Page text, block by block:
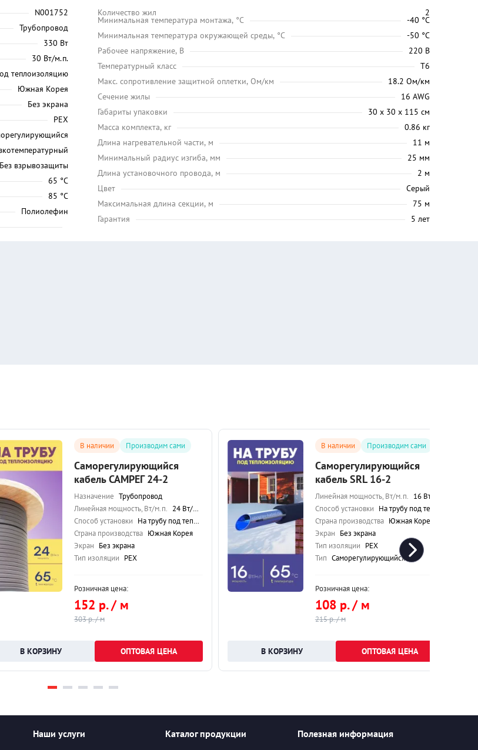
N001752
Трубопровод
330 Вт
30 Вт/м.п.
теплоизоляцию
Южная Корея
Без экрана
PEX
Без взрывозащиты
65 °C
85 °C
Полиолефин
Количество жил 2
Минимальная температура монтажа, °C
-40 °C
Минимальная температура окружающей среды, °C
-50 °C
Рабочее напряжение, В
220 В
Температурный класс
Т6
Макс. сопротивление защитной оплетки, Ом/км
18.2 Ом/км
Сечение жилы
16 AWG
Габариты упаковки
30 х 30 х 115 см
Масса комплекта, кг
0.86 кг
Длина нагревательной части, м
11 м
Минимальный радиус изгиба, мм
25 мм
Длина установочного провода, м
2 м
Цвет
Серый
Максимальная длина секции, м
75 м
Гарантия
5 лет
В наличии Производим сами
Саморегулирующийся
кабель САМРЕГ 24-2
Назначение Трубопровод
Линейная мощность, Вт/м.п. 24 Вт/м.п.
Способ установки На трубу под теплоизоляцию
Страна производства Южная Корея
Экран Без экрана
Тип изоляции PEX
Розничная цена:
152 р. / м
303 р. / м
ОПТОВАЯ ЦЕНА
В наличии Производим сами
Саморегулирующийся
кабель SRL 16-2
Линейная мощность, Вт/м.п. 16 Вт/м.п.
Способ установки На трубу под теплоизоляцию
Страна производства Южная Корея
Экран Без экрана
Тип изоляции PEX
Тип Саморегулирующийся
Розничная цена:
108 р. / м
215 р. / м
ОПТОВАЯ ЦЕНА
Наши услуги Каталог продукции Полезная информация